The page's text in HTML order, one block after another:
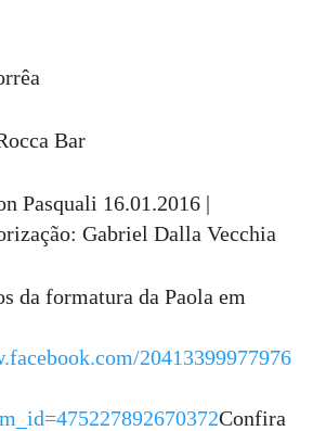
Bar
Pasquali 16.01.2016 |
Gabriel Dalla Vecchia
da formatura da Paola em
20413399977976
Confira